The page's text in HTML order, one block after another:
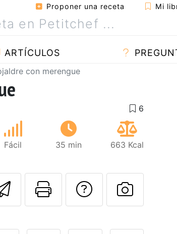
Proponer una receta Mi
ARTÍCULOS
con merengue
Fácil 35 min 663 Kcal
Enviar esta receta a
Imprimir esta
Preguntar